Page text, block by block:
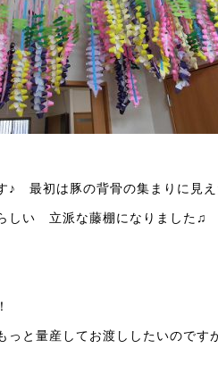
♪ 最初は豚の背骨の集まりに見え
しい 立派な藤棚になりました♫
っと量産してお渡ししたいのです